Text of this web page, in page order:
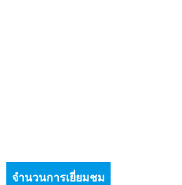
จำนวนการเยี่ยมชม